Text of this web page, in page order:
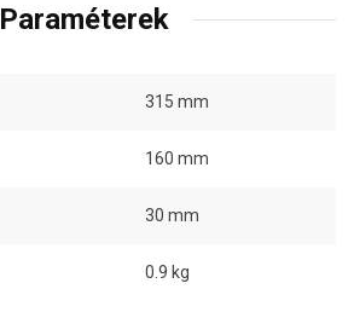
Paraméterek
315 mm
160 mm
30 mm
0.9 kg